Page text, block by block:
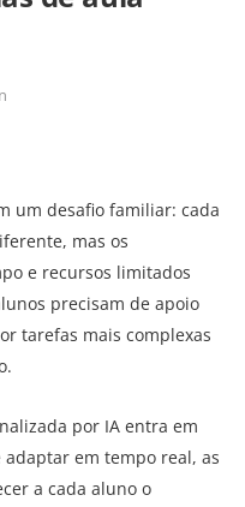
um desafio familiar: cada
mas os
e recursos limitados
precisam de apoio
tarefas mais complexas
por IA entra em
adaptar em tempo real, as
a cada aluno o